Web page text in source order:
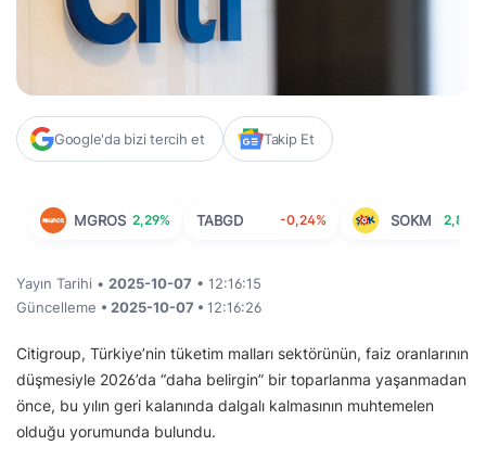
Google'da bizi tercih et Takip Et
MGROS 2,29% TABGD -0,24% SOKM 2,89%
Yayın Tarihi • 2025-10-07 • 12:16:15
Güncelleme • 2025-10-07 • 12:16:26
Citigroup, Türkiye’nin tüketim malları sektörünün, faiz oranlarının
düşmesiyle 2026’da “daha belirgin” bir toparlanma yaşanmadan
önce, bu yılın geri kalanında dalgalı kalmasının muhtemelen
olduğu yorumunda bulundu.